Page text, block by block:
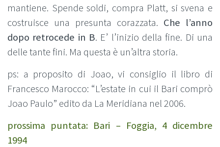
mantiene. Spende soldi, compra Platt, si svena e
costruisce una presunta corazzata. Che l’anno
dopo retrocede in B. E’ l’inizio della fine. Di una
delle tante fini. Ma questa è un’altra storia.
ps: a proposito di Joao, vi consiglio il libro di
Francesco Marocco: “L’estate in cui il Bari comprò
Joao Paulo” edito da La Meridiana nel 2006.
prossima puntata: Bari – Foggia, 4 dicembre
1994